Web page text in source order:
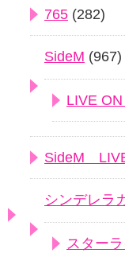
765 (282)
SideM (967)
LIVE ON
SideM
シンデレラ
スター